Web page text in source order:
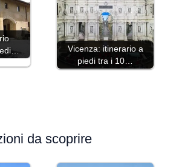
Vicenza: itinerario a
piedi tra i 10…
da scoprire